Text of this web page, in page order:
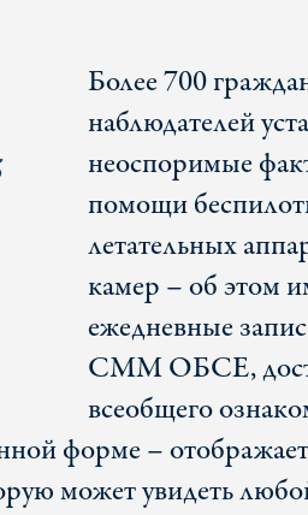
Более 700
наблюдателей
неоспоримые
помощи
летательных
камер – об этом
ежедневные
СММ ОБСЕ,
всеобщего
форме –
может увидеть